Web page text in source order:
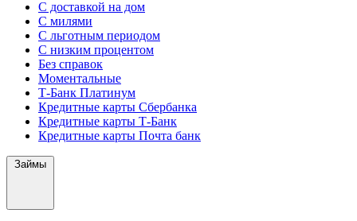
С доставкой на дом
С милями
С льготным периодом
С низким процентом
Без справок
Моментальные
Т-Банк Платинум
Кредитные карты Сбербанка
Кредитные карты Т-Банк
Кредитные карты Почта банк
Займы